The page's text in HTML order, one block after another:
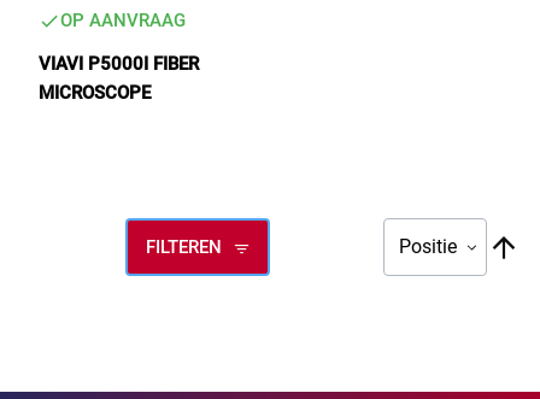
FILTEREN
OP AANVRAAG
VIAVI P5000I FIBER
MICROSCOPE